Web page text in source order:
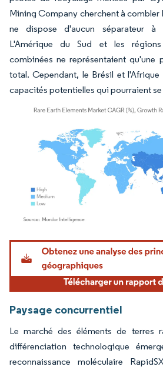
Mining Company cherchent à combler
ne dispose d'aucun séparateur à
L'Amérique du Sud et les régions
combinées ne représentaient qu'une
total. Cependant, le Brésil et l'Afrique
capacités potentielles qui pourraient
Image © Mordor Intelligence. La réutilisation
Paysage concurrentiel
Le marché des éléments de terres
différenciation technologique
reconnaissance moléculaire